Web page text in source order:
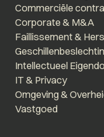
Commerciële
Corporate & M&A
Faillissement &
Intellectueel
IT & Privacy
Omgeving &
Vastgoed